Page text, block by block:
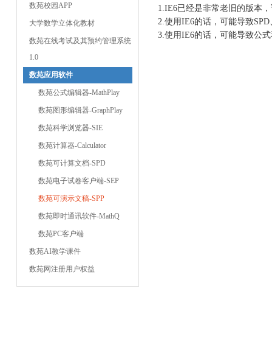
数苑校园APP
大学数学立体化教材
数苑在线考试及其预约管理系统
1.0
数苑应用软件
数苑公式编辑器-MathPlay
数苑图形编辑器-GraphPlay
数苑科学浏览器-SIE
数苑计算器-Calculator
数苑可计算文档-SPD
数苑电子试卷客户端-SEP
数苑可演示文稿-SPP
数苑即时通讯软件-MathQ
数苑PC客户端
数苑AI教学课件
数苑网注册用户权益
1.IE6已经是非常老旧的版本
2.使用IE6的话，可能导致
3.使用IE6的话，可能导致公